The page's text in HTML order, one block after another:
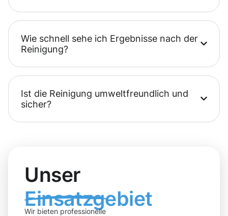
Wie schnell sehe ich Ergebnisse nach der
Reinigung?
Ist die Reinigung umweltfreundlich und
sicher?
Unser
Einsatzgebiet
Wir bieten professionelle